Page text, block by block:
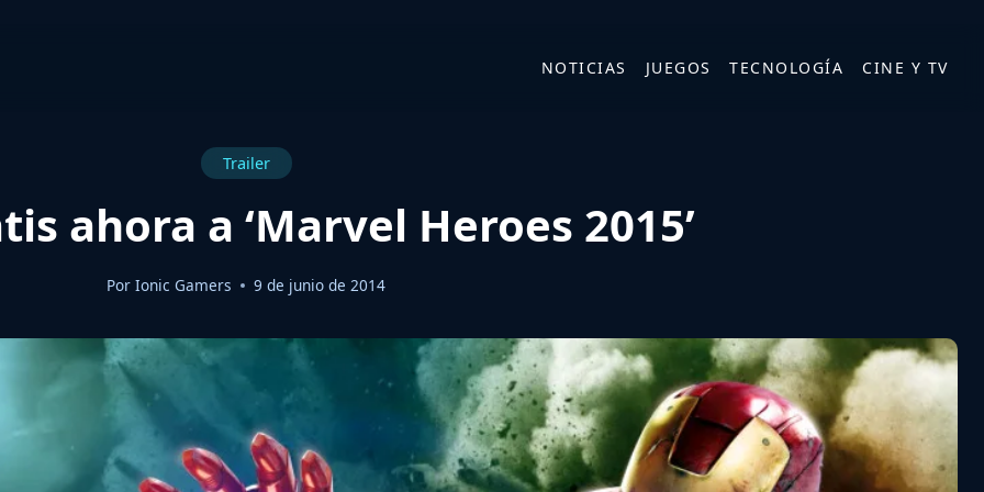
NOTICIAS JUEGOS TECNOLOGÍA CINE Y TV
Trailer
ahora a ‘Marvel Heroes 2015’
Por Ionic Gamers 9 de junio de 2014